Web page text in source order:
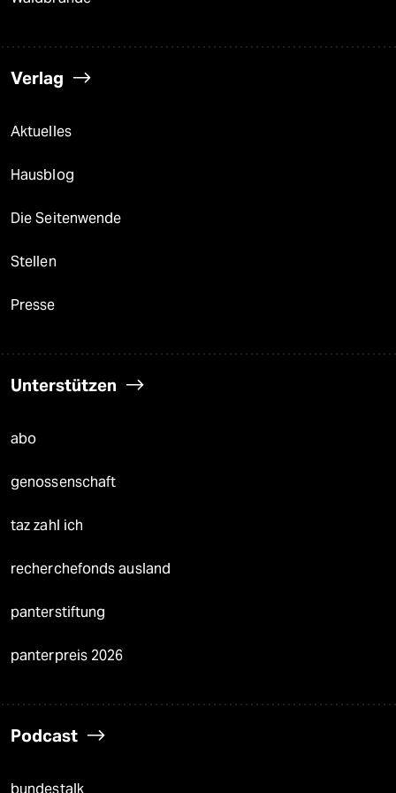
Verlag
Aktuelles
Hausblog
Die Seitenwende
Stellen
Presse
Unterstützen
abo
genossenschaft
taz zahl ich
recherchefonds ausland
panterstiftung
panterpreis 2026
Podcast
bundestalk